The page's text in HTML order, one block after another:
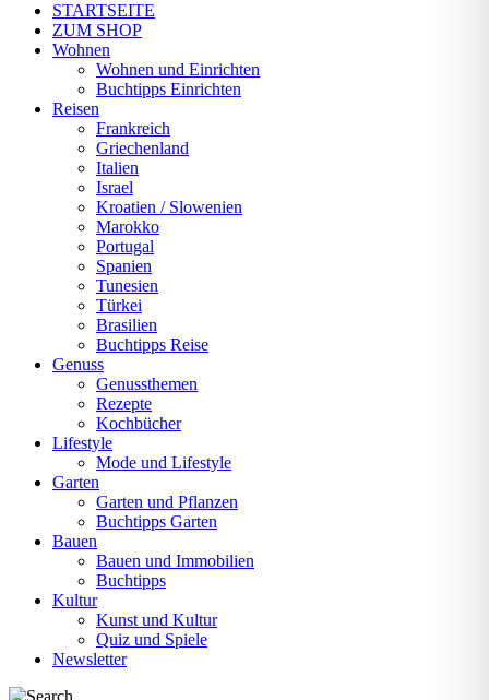
STARTSEITE
ZUM SHOP
Wohnen
Wohnen und Einrichten
Buchtipps Einrichten
Reisen
Frankreich
Griechenland
Italien
Israel
Kroatien / Slowenien
Marokko
Portugal
Spanien
Tunesien
Türkei
Brasilien
Buchtipps Reise
Genuss
Genussthemen
Rezepte
Kochbücher
Lifestyle
Mode und Lifestyle
Garten
Garten und Pflanzen
Buchtipps Garten
Bauen
Bauen und Immobilien
Buchtipps
Kultur
Kunst und Kultur
Quiz und Spiele
Newsletter